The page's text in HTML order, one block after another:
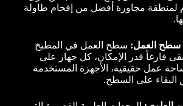
لمنطقة مجاورة أفضل من إقحام طاولة
سطح العمل: سطح العمل في المطبخ
فارغاً قدر الإمكان، كل جهاز على
عمل حقيقية، الأجهزة المستخدمة
البقاء على السطح.